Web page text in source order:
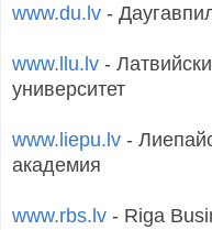
www.du.lv -
www.llu.lv -
университет
www.liepu.lv -
академия
www.rbs.lv - Riga